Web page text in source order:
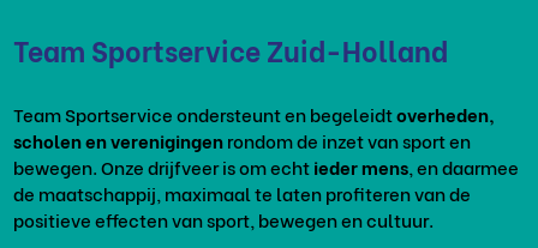
Team Sportservice Zuid-Holland
Team Sportservice ondersteunt en begeleidtoverheden,
scholen en verenigingenrondom de inzet van sport en
bewegen. Onze drijfveer is om echtieder mens, en daarmee
de maatschappij, maximaal te laten profiteren van de
positieve effecten van sport, bewegen en cultuur.